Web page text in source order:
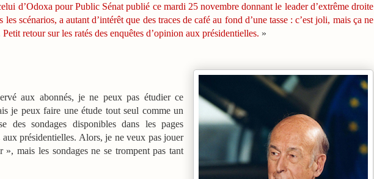
d’Odoxa pour Public Sénat publié ce mardi 25 novembre donnant le leader d’extrême droite
les scénarios, a autant d’intérêt que des traces de café au fond d’une tasse : c’est joli, mais ça ne
retour sur les ratés des enquêtes d’opinion aux présidentielles. »
aux abonnés, je ne peux pas étudier ce
je peux faire une étude tout seul comme un
des sondages disponibles dans les pages
présidentielles. Alors, je ne veux pas jouer
», mais les sondages ne se trompent pas tant